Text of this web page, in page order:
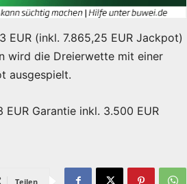
(inkl. 7.865,25 EUR Jackpot)
wird die Dreierwette mit einer
ausgespielt.
Garantie inkl. 3.500 EUR
Teilen